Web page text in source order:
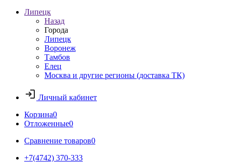
Липецк
Назад
Города
Липецк
Воронеж
Тамбов
Елец
Москва и другие регионы (доставка ТК)
Личный кабинет
Корзина0
Отложенные0
Сравнение товаров0
+7(4742) 370-333